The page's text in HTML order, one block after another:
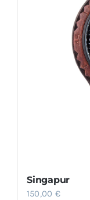
Singapur
150,00 €